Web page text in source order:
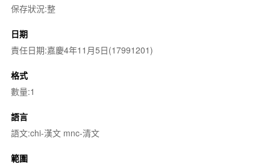
保存狀況:整
日期
責任日期:嘉慶4年11月5日(17991201)
格式
數量:1
語言
語文:chi-漢文 mnc-清文
範圍